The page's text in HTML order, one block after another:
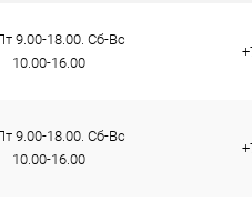
9.00-18.00. Сб-Вс
10.00-16.00
9.00-18.00. Сб-Вс
10.00-16.00